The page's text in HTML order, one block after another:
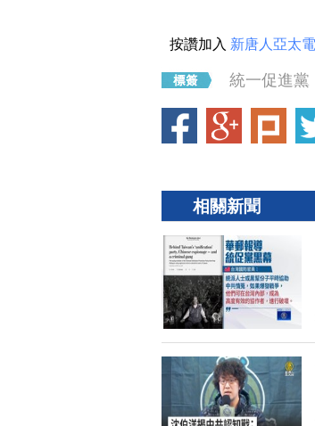
按讚加入 新唐人亞太
統一促進黨
相關新聞